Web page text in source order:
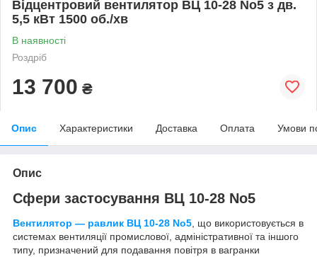
Відцентровий вентилятор ВЦ 10-28 No5 з дв.
5,5 кВт 1500 об./хв
В наявності
Роздріб
13 700 ₴
Опис Характеристики Доставка Оплата Умови
Опис
Сфери застосування ВЦ 10-28 No5
Вентилятор — равлик ВЦ 10-28 No5, що використовується в
системах вентиляції промислової, адміністративної та іншого
типу, призначений для подавання повітря в вагранки